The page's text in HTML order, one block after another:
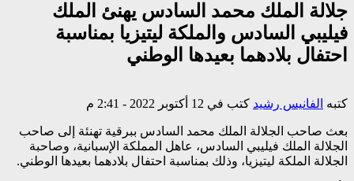
جلالة الملك محمد السادس يهنئ الملك
فيليبي السادس والملكة ليتيزيا بمناسبة
احتفال بلادهما بعيدها الوطني
كتبه الفانيس رشيد كتب في 12 أكتوبر 2022 - 2:41 م
بعث صاحب الجلالة الملك محمد السادس ببرقية تهنئة إلى صاحب
الجلالة الملك فيليبي السادس، عاهل المملكة الإسبانية، وصاحبة
الجلالة الملكة ليتيزيا، وذلك بمناسبة احتفال بلادهما بعيدها الوطني.